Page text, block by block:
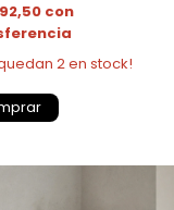
con
2en stock!